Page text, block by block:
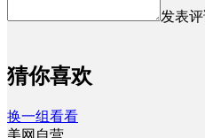
发表
猜你喜欢
换一组看看
美网自营